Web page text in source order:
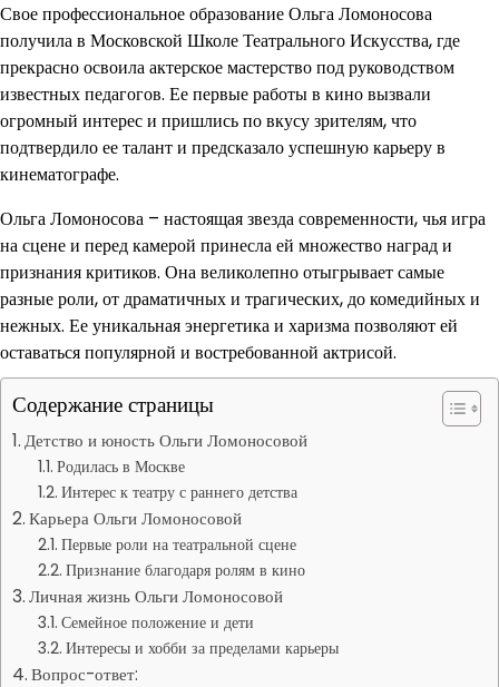
Свое профессиональное образование Ольга Ломоносова
получила в Московской Школе Театрального Искусства, где
прекрасно освоила актерское мастерство под руководством
известных педагогов. Ее первые работы в кино вызвали
огромный интерес и пришлись по вкусу зрителям, что
подтвердило ее талант и предсказало успешную карьеру в
кинематографе.
Ольга Ломоносова – настоящая звезда современности, чья игра
на сцене и перед камерой принесла ей множество наград и
признания критиков. Она великолепно отыгрывает самые
разные роли, от драматичных и трагических, до комедийных и
нежных. Ее уникальная энергетика и харизма позволяют ей
оставаться популярной и востребованной актрисой.
Содержание страницы
Детство и юность Ольги Ломоносовой
Родилась в Москве
Интерес к театру с раннего детства
Карьера Ольги Ломоносовой
Первые роли на театральной сцене
Признание благодаря ролям в кино
Личная жизнь Ольги Ломоносовой
Семейное положение и дети
Интересы и хобби за пределами карьеры
Вопрос-ответ: